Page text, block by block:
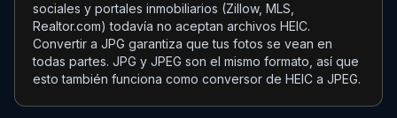
sociales y portales inmobiliarios (Zillow, MLS,
Realtor.com) todavía no aceptan archivos HEIC.
Convertir a JPG garantiza que tus fotos se vean en
todas partes. JPG y JPEG son el mismo formato, así que
esto también funciona como conversor de HEIC a JPEG.